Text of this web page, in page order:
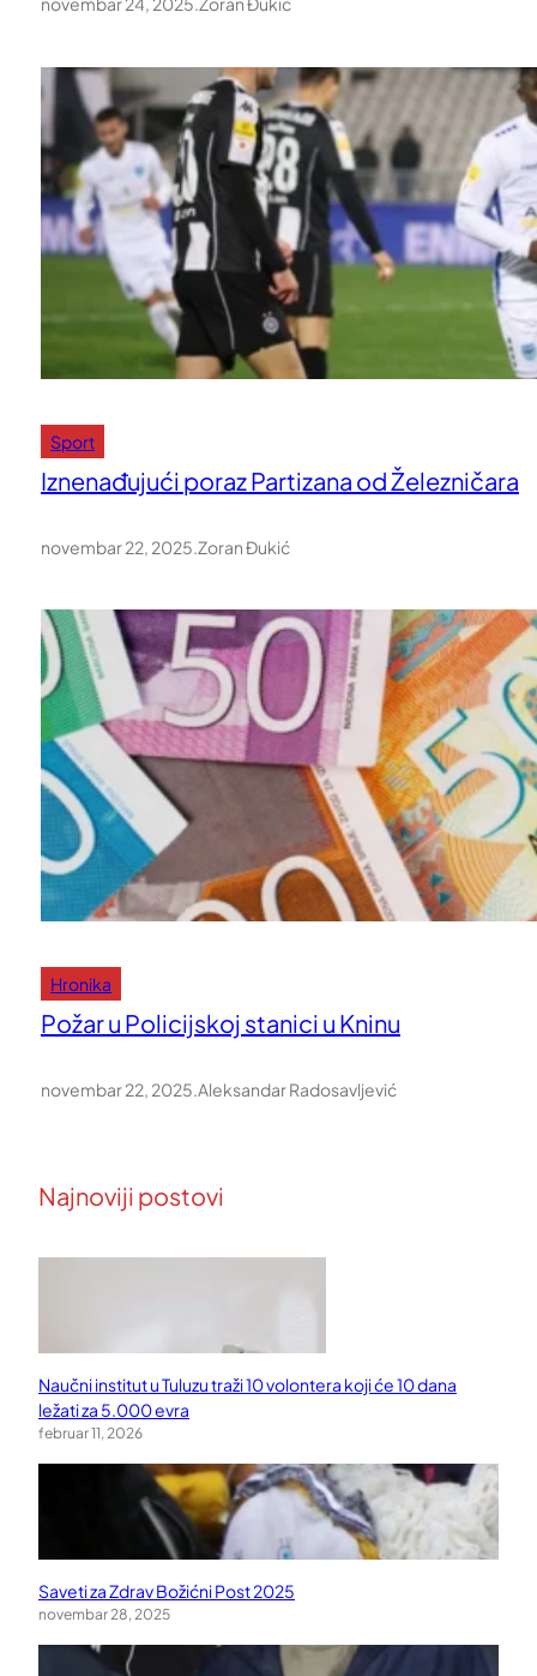
Sport
Iznenađujući poraz Partizana od Železničara
novembar 22, 2025 Zoran Đukić
Hronika
Požar u Policijskoj stanici u Kninu
novembar 22, 2025 Aleksandar Radosavljević
Najnoviji postovi
Naučni institut u Tuluzu traži 10 volontera koji će 10 dana
ležati za 5.000 evra
februar 11, 2026
Saveti za Zdrav Božićni Post 2025
novembar 28, 2025